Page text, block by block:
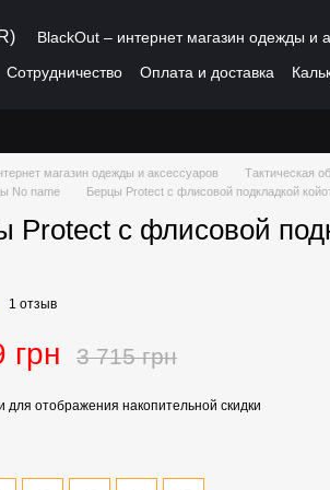
BlackOut – интернет магазин одежды и
Сотрудничество Оплата и доставка
магазин одежды и аксессуаров Тактическая
No name
Берцы Protect с флисовой подкладкой
Protect с флисовой
1 отзыв
грн 3 715 грн
для отображения накопительной скидки